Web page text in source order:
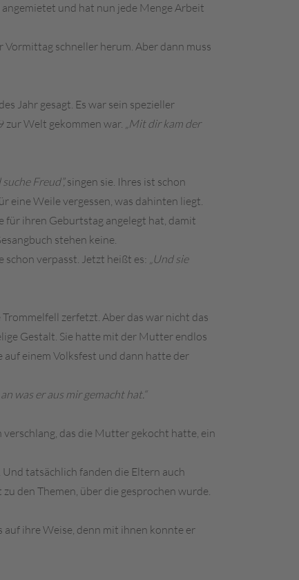
und hat nun jede Menge Arbeit
Vormittag schneller herum. Aber dann muss
Jahr gesagt. Es war sein spezieller
zur Welt gekommen war. „Mit dir kam der
Freud”,singen sie. Ihres ist schon
eine Weile vergessen, was dahinten liegt.
für ihren Geburtstag angelegt hat, damit
stehen keine.
schon verpasst. Jetzt heißt es: „Und sie
zerfetzt. Aber das war nicht das
Gestalt. Sie hatte mit der Mutter endlos
auf einem Volksfest und dann hatte der
an was er aus mir gemacht hat.“
verschlang, das die Mutter gekocht hatte, ein
Und tatsächlich fanden die Eltern auch
den Themen, über die gesprochen wurde.
ihre Weise, denn mit ihnen konnte er